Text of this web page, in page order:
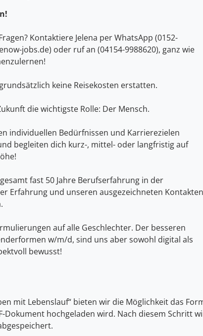
Kontaktiere Jelena per WhatsApp (0152-
jobs.de) oder ruf an (04154-9988620), ganz wie
keine Reisekosten erstatten.
die wichtigste Rolle: Der Mensch.
individuellen Bedürfnissen und Karrierezielen
begleiten dich kurz-, mittel- oder langfristig auf
fast 50 Jahre Berufserfahrung in der
Erfahrung und unseren ausgezeichneten Kontakten
auf alle Geschlechter. Der besseren
w/m/d, sind uns aber sowohl digital als
bewusst!
mit Lebenslauf“ bieten wir die Möglichkeit das
Dokument hochgeladen wird. Nach diesem Schritt